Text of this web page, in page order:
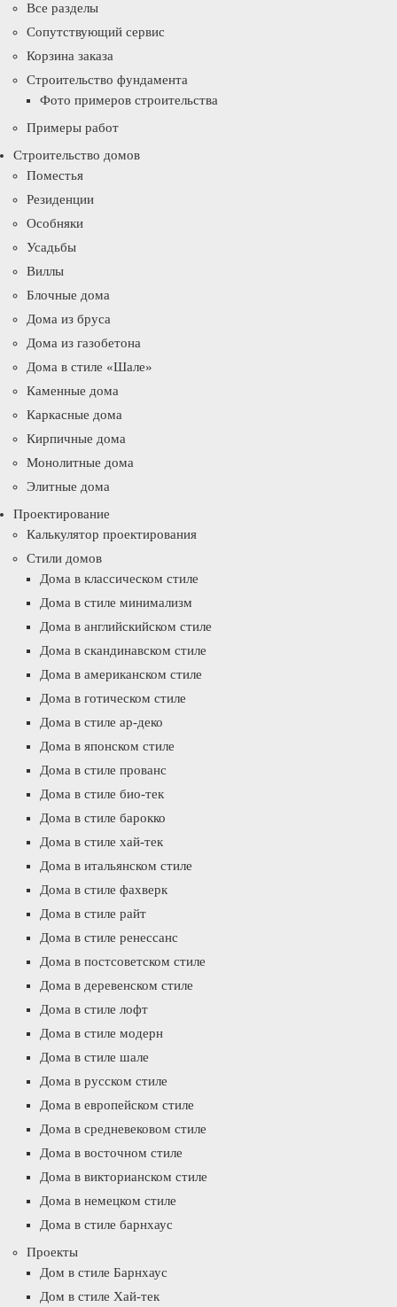
Все разделы
Сопутствующий сервис
Корзина заказа
Строительство фундамента
Фото примеров строительства
Примеры работ
Строительство домов
Поместья
Резиденции
Особняки
Усадьбы
Виллы
Блочные дома
Дома из бруса
Дома из газобетона
Дома в стиле «Шале»
Каменные дома
Каркасные дома
Кирпичные дома
Монолитные дома
Элитные дома
Проектирование
Калькулятор проектирования
Стили домов
Дома в классическом стиле
Дома в стиле минимализм
Дома в английскийском стиле
Дома в скандинавском стиле
Дома в американском стиле
Дома в готическом стиле
Дома в стиле ар-деко
Дома в японском стиле
Дома в стиле прованс
Дома в стиле био-тек
Дома в стиле барокко
Дома в стиле хай-тек
Дома в итальянском стиле
Дома в стиле фахверк
Дома в стиле райт
Дома в стиле ренессанс
Дома в постсоветском стиле
Дома в деревенском стиле
Дома в стиле лофт
Дома в стиле модерн
Дома в стиле шале
Дома в русском стиле
Дома в европейском стиле
Дома в средневековом стиле
Дома в восточном стиле
Дома в викторианском стиле
Дома в немецком стиле
Дома в стиле барнхаус
Проекты
Дом в стиле Барнхаус
Дом в стиле Хай-тек